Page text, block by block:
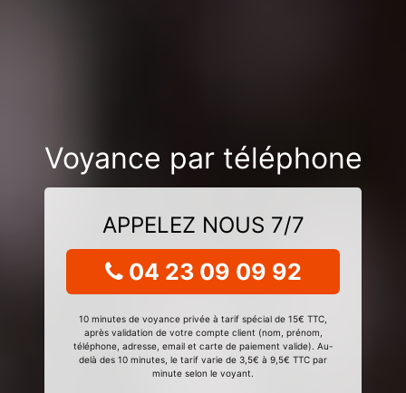
Voyance par téléphone
APPELEZ NOUS 7/7
04 23 09 09 92
10 minutes de voyance privée à tarif spécial de 15€ TTC,
après validation de votre compte client (nom, prénom,
téléphone, adresse, email et carte de paiement valide). Au-
delà des 10 minutes, le tarif varie de 3,5€ à 9,5€ TTC par
minute selon le voyant.